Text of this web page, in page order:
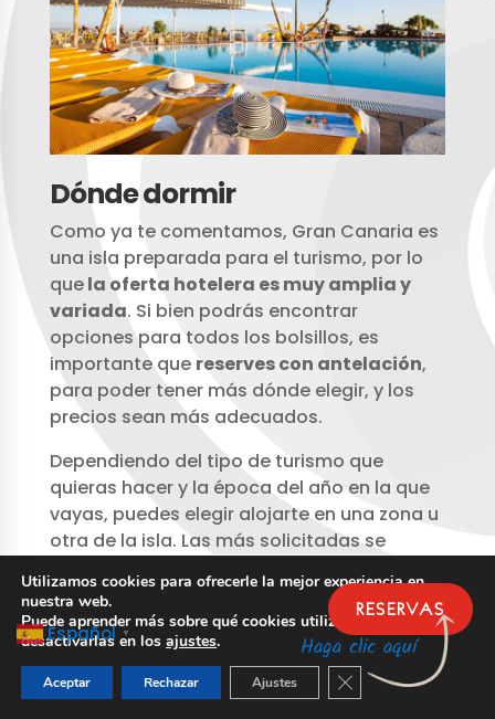
RESERVAS
Haga clic aquí
Dónde dormir
Como ya te comentamos, Gran Canaria es
una isla preparada para el turismo, por lo
quela oferta hotelera es muy amplia y
variada. Si bien podrás encontrar
opciones para todos los bolsillos, es
importante que reserves con antelación,
para poder tener más dónde elegir, y los
precios sean más adecuados.
Dependiendo del tipo de turismo que
quieras hacer y la época del año en la que
vayas, puedes elegir alojarte en una zona u
otra de la isla. Las más solicitadas se
localidades que se encuentran entre
Maspalomas y Puerto Rico. También
encontrarás una importante oferta
hotelera tanto en la ciudad de Las Palmas,
que cuenta con una gran cantidad de
Español ▼
Utilizamos cookies para ofrecerle la mejor experiencia en
nuestra web.
Puede aprender más sobre qué cookies utilizamos o
desactivarlas en los ajustes.
Aceptar Rechazar Ajustes Cerrar el banner de